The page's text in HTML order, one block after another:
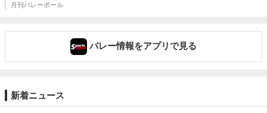
月刊バレーボール
バレー情報をアプリで見る
新着ニュース